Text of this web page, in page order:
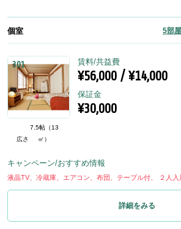
個室 5部
301
広さ
7.5帖（13
㎡）
賃料/共益費
¥56,000 / ¥14,000
保証金
¥30,000
キャンペーン/おすすめ情報
液晶TV、冷蔵庫、エアコン、布団、テーブル付、 ２人入
詳細をみる